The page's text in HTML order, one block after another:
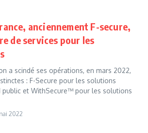
anciennement F-secure,
de services pour les
a scindé ses opérations, en mars 2022,
: F-Secure pour les solutions
public et WithSecure™ pour les solutions
2022